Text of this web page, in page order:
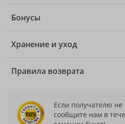
Бонусы
Хранение и уход
Правила возврата
Если получателю не
сообщите нам в